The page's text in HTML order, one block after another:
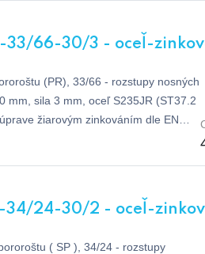
33/66-30/3 - oceľ-
(PR), 33/66 - rozstupy nosných
mm, sila 3 mm, oceľ S235JR (ST37.2
žiarovým zinkováním dle EN
34/24-30/2 - oceľ-
( SP ), 34/24 - rozstupy